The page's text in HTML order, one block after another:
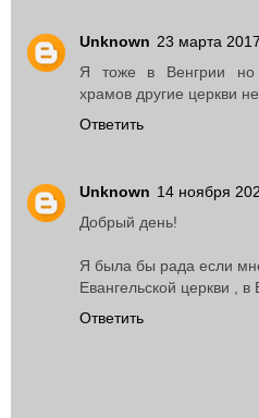
Unknown 23 марта
Я тоже в Венгрии но
храмов другие церкви
Ответить
Unknown 14 ноября
Добрый день!
Я была бы рада если
Евангельской церкви , в
Ответить